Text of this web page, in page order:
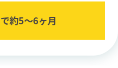
約5〜6ヶ⽉